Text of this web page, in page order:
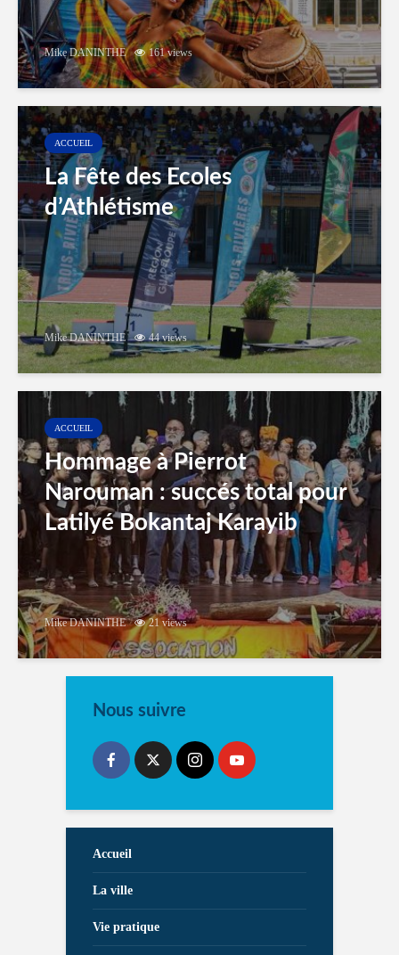
Mike DANINTHE 161 views
ACCUEIL
La Fête des Ecoles
d’Athlétisme
Mike DANINTHE 44 views
ACCUEIL
Hommage à Pierrot
Narouman : succés total pour
Latilyé Bokantaj Karayib
Mike DANINTHE 21 views
Nous suivre
Accueil
La ville
Vie pratique